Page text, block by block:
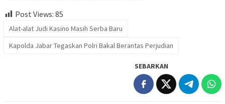
Post Views: 85
Alat-alat Judi Kasino Masih Serba Baru
Kapolda Jabar Tegaskan Polri Bakal Berantas Perjudian
SEBARKAN